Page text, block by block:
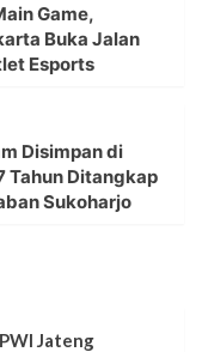
Game,
Buka Jalan
Esports
Disimpan di
Tahun Ditangkap
Sukoharjo
Jateng